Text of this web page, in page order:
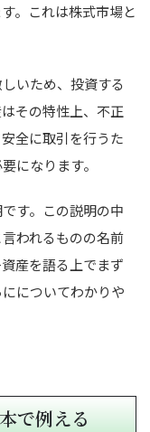
。これは株式市場と
いため、投資する
その特性上、不正
全に取引を行うた
になります。
す。この説明の中
われるものの名前
産を語る上でまず
についてわかりや
で例える